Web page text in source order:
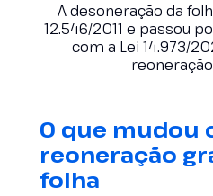
A desoneração da
12.546/2011 e passou
com a Lei 14.973/
O que mudou
reoneração
folha